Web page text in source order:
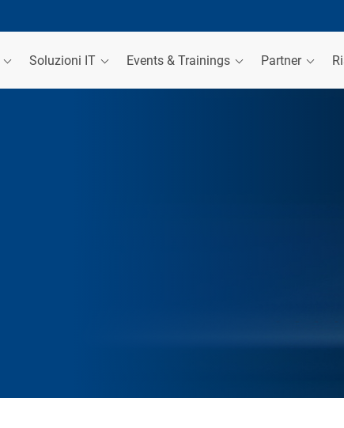
Soluzioni IT Events & Trainings Partner